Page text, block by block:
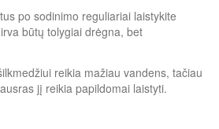
po sodinimo reguliariai laistykite
būtų tolygiai drėgna, bet
reikia mažiau vandens, tačiau
jį reikia papildomai laistyti.